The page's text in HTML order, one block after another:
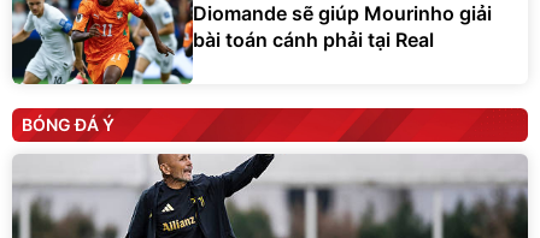
Diomande sẽ giúp Mourinho giải
bài toán cánh phải tại Real
BÓNG ĐÁ Ý